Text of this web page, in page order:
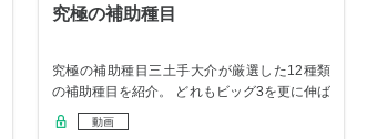
究極の補助種目
究極の補助種目三土手大介が厳選した12種類
の補助種目を紹介。 どれもビッグ3を更に伸ば
すた…
動画